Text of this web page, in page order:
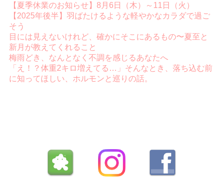
【夏季休業のお知らせ】8月6日（木）～11日（火）
【2025年後半】羽ばたけるような軽やかなカラダで過ご
そう
目には見えないけれど、確かにそこにあるもの〜夏至と
新月が教えてくれること
梅雨どき、なんとなく不調を感じるあなたへ
「え！？体重2キロ増えてる…」そんなとき、落ち込む前
に知ってほしい、ホルモンと巡りの話。